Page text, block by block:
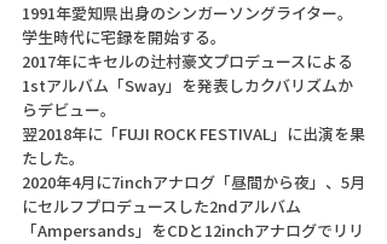
1991年愛知県出身のシンガーソングライター。
学生時代に宅録を開始する。
2017年にキセルの辻村豪文プロデュースによる
1stアルバム「Sway」を発表しカクバリズムか
らデビュー。
翌2018年に「FUJI ROCK FESTIVAL」に出演を果
たした。
2020年4月に7inchアナログ「昼間から夜」、5月
にセルフプロデュースした2ndアルバム
「Ampersands」をCDと12inchアナログでリリ